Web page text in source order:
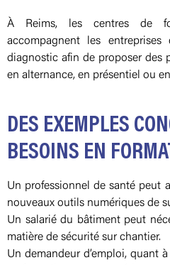
À Reims, les centres de
accompagnent les
diagnostic afin de proposer des
en alternance, en présentiel ou
DES EXEMPLES
BESOINS EN
Un professionnel de santé peut
nouveaux outils numériques de
Un salarié du bâtiment peut
matière de sécurité sur chantier.
Un demandeur d’emploi, quant